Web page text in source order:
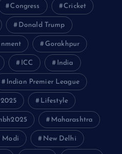
Congress Cricket
Donald Trump
Gorakhpur
ICC India
Indian Premier League
Lifestyle
Maharashtra
Modi New Delhi